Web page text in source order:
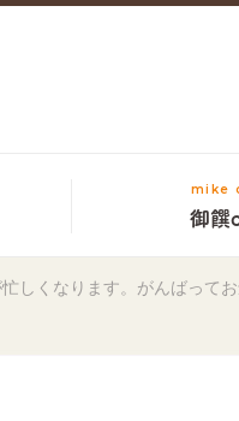
mike
御饌
しくなります。がんばってお